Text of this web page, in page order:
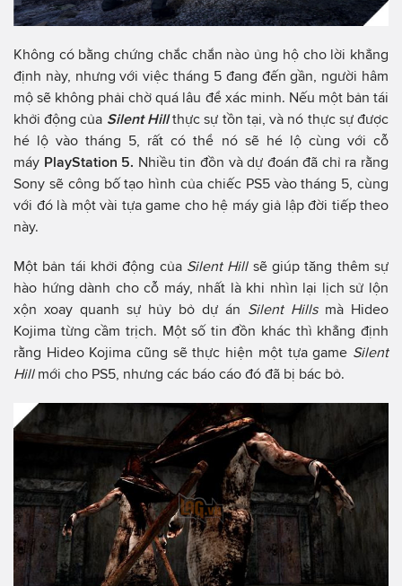
Không có bằng chứng chắc chắn nào ủng hộ cho lời khẳng
định này, nhưng với việc tháng 5 đang đến gần, người hâm
mộ sẽ không phải chờ quá lâu để xác minh. Nếu một bản tái
khởi động của Silent Hillthực sự tồn tại, và nó thực sự được
hé lộ vào tháng 5, rất có thể nó sẽ hé lộ cùng với cỗ
máy PlayStation 5. Nhiều tin đồn và dự đoán đã chỉ ra rằng
Sony sẽ công bố tạo hình của chiếc PS5 vào tháng 5, cùng
với đó là một vài tựa game cho hệ máy giả lập đời tiếp theo
này.
Một bản tái khởi động của Silent Hill sẽ giúp tăng thêm sự
hào hứng dành cho cỗ máy, nhất là khi nhìn lại lịch sử lộn
xộn xoay quanh sự hủy bỏ dự án Silent Hills mà Hideo
Kojima từng cầm trịch. Một số tin đồn khác thì khẳng định
rằng Hideo Kojima cũng sẽ thực hiện một tựa game Silent
Hill mới cho PS5, nhưng các báo cáo đó đã bị bác bỏ.